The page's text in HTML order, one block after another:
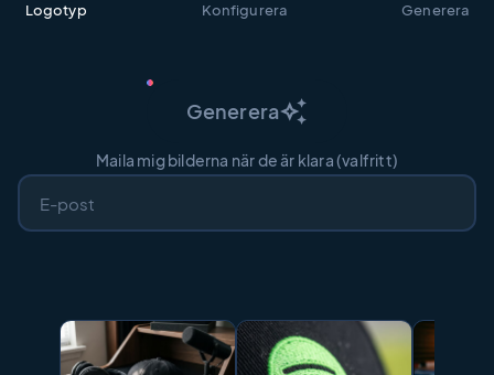
Logotyp Konfigurera Generera
Genereraauto_awesome
Maila mig bilderna när de är klara (valfritt)